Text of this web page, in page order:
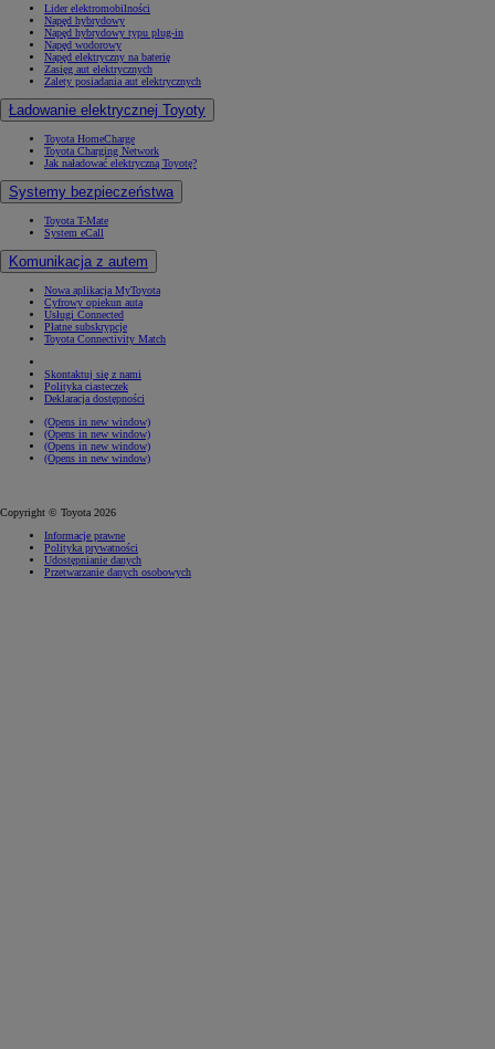
Lider elektromobilności
Napęd hybrydowy
Napęd hybrydowy typu plug-in
Napęd wodorowy
Napęd elektryczny na baterię
Zasięg aut elektrycznych
Zalety posiadania aut elektrycznych
Ładowanie elektrycznej Toyoty
Toyota HomeCharge
Toyota Charging Network
Jak naładować elektryczną Toyotę?
Systemy bezpieczeństwa
Toyota T-Mate
System eCall
Komunikacja z autem
Nowa aplikacja MyToyota
Cyfrowy opiekun auta
Usługi Connected
Płatne subskrypcje
Toyota Connectivity Match
Skontaktuj się z nami
Polityka ciasteczek
Deklaracja dostępności
(Opens in new window)
(Opens in new window)
(Opens in new window)
(Opens in new window)
Copyright © Toyota 2026
Informacje prawne
Polityka prywatności
Udostępnianie danych
Przetwarzanie danych osobowych